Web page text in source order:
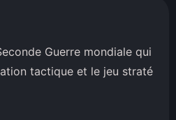
Guerre mondiale qui
tactique et le jeu straté